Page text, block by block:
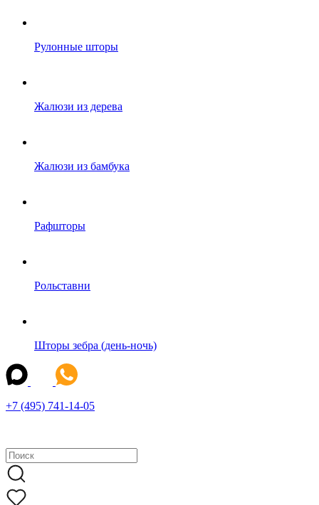
Рулонные шторы
Жалюзи из дерева
Жалюзи из бамбука
Рафшторы
Рольставни
Шторы зебра (день-ночь)
+7 (495) 741-14-05